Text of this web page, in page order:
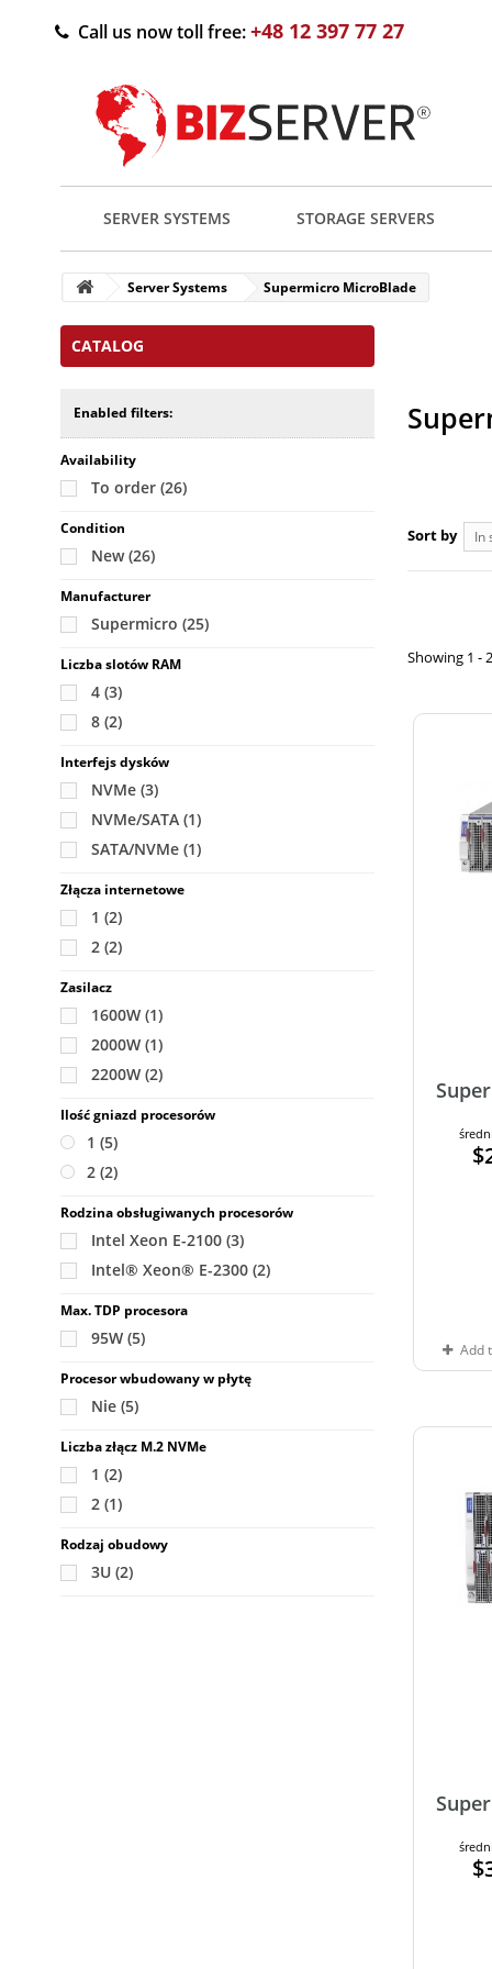
Call us now toll free:+48 12 397 77 27
SERVER SYSTEMS STORAGE SERVERS
Server Systems Supermicro MicroBlade
CATALOG
Enabled filters:
Availability
To order (26)
Condition
New(26)
Manufacturer
Supermicro (25)
Liczba slotów RAM
4 (3)
8 (2)
Interfejs dysków
NVMe (3)
NVMe/SATA (1)
SATA/NVMe (1)
Złącza internetowe
1 (2)
2 (2)
Zasilacz
1600W (1)
2000W (1)
2200W (2)
Ilość gniazd procesorów
1 (5)
2 (2)
Rodzina obsługiwanych procesorów
Intel Xeon E-2100 (3)
Intel® Xeon® E-2300 (2)
Max. TDP procesora
95W (5)
Procesor wbudowany w płytę
Nie (5)
Liczba złącz M.2 NVMe
1 (2)
2 (1)
Rodzaj obudowy
3U (2)
Sort by In
Showing 1 -
Add